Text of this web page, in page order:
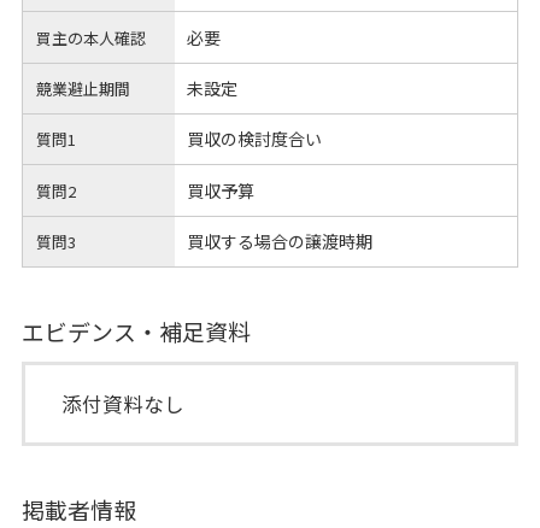
買主の本人確認 必要
競業避止期間 未設定
質問1 買収の検討度合い
質問2 買収予算
質問3 買収する場合の譲渡時期
エビデンス・補足資料
添付資料なし
掲載者情報